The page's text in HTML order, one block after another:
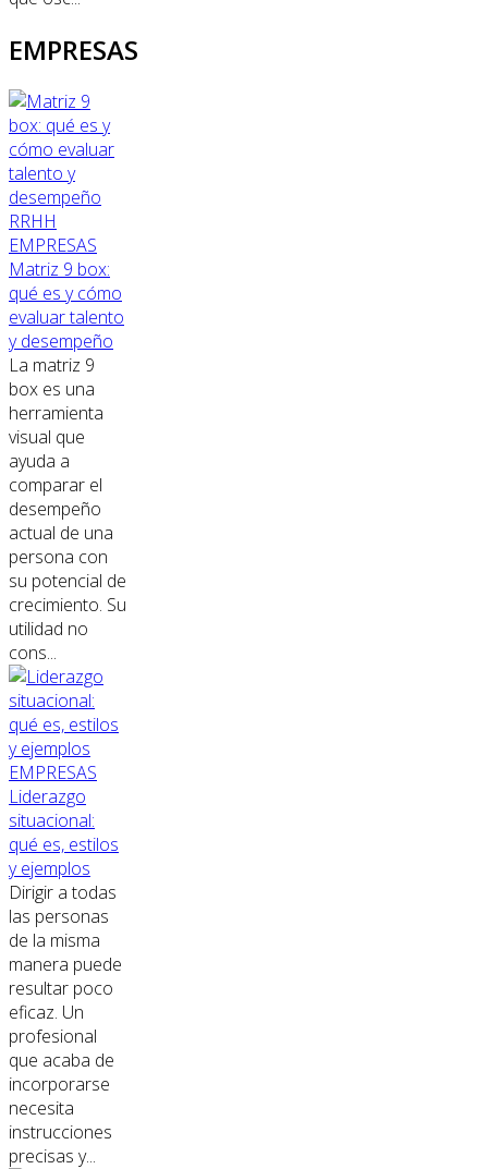
EMPRESAS
RRHH
EMPRESAS
Matriz 9 box:
qué es y cómo
evaluar talento
y desempeño
La matriz 9
box es una
herramienta
visual que
ayuda a
comparar el
desempeño
actual de una
persona con
su potencial de
crecimiento. Su
utilidad no
cons...
EMPRESAS
Liderazgo
situacional:
qué es, estilos
y ejemplos
Dirigir a todas
las personas
de la misma
manera puede
resultar poco
eficaz. Un
profesional
que acaba de
incorporarse
necesita
instrucciones
precisas y...